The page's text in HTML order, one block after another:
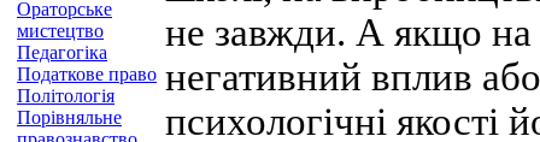
Ораторське
мистецтво
Педагогіка
Податкове право
Політологія
Порівняльне
не завжди. А якщо на
негативний вплив
психологічні якості